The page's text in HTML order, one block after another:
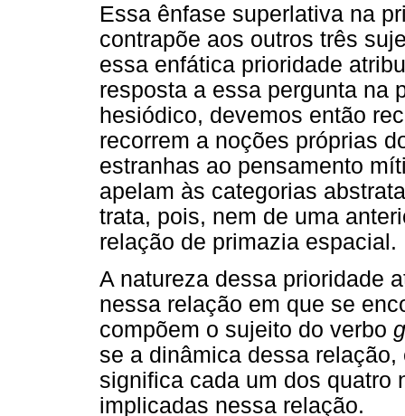
Essa ênfase superlativa na
contrapõe aos outros três
essa enfática prioridade
resposta a essa pergunta na
hesiódico, devemos então
recorrem a noções próprias
estranhas ao pensamento
apelam às categorias
trata, pois, nem de uma
relação de primazia espacial.
A natureza dessa prioridade
nessa relação em que se
compõem o sujeito do verbo
se a dinâmica dessa
significa cada um dos quatro
implicadas nessa relação.